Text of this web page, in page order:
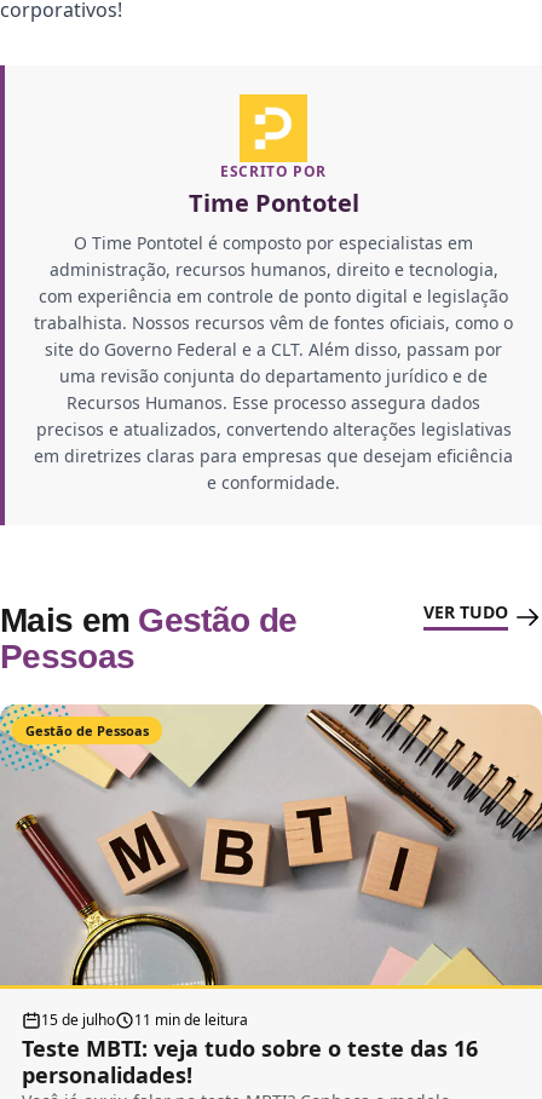
corporativos!
ESCRITO POR
Time Pontotel
O Time Pontotel é composto por especialistas em
administração, recursos humanos, direito e tecnologia,
com experiência em controle de ponto digital e legislação
trabalhista. Nossos recursos vêm de fontes oficiais, como o
site do Governo Federal e a CLT. Além disso, passam por
uma revisão conjunta do departamento jurídico e de
Recursos Humanos. Esse processo assegura dados
precisos e atualizados, convertendo alterações legislativas
em diretrizes claras para empresas que desejam eficiência
e conformidade.
Mais em Gestão de
Pessoas
VER TUDO
Gestão de Pessoas
15 de julho 11 min de leitura
Teste MBTI: veja tudo sobre o teste das 16
personalidades!